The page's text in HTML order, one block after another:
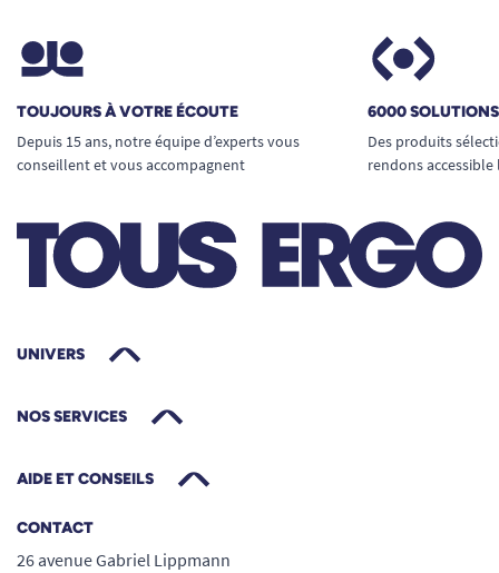
TOUJOURS À VOTRE ÉCOUTE
Depuis 15 ans, notre équipe d’experts vous
conseillent et vous accompagnent
6000
Des produits
rendons
UNIVERS
NOS SERVICES
AIDE ET CONSEILS
CONTACT
26 avenue Gabriel Lippmann